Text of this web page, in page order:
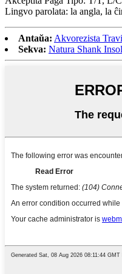
Lingvo parolata: la angla, la
Antaŭa: Akvorezista
Sekva: Natura Shank